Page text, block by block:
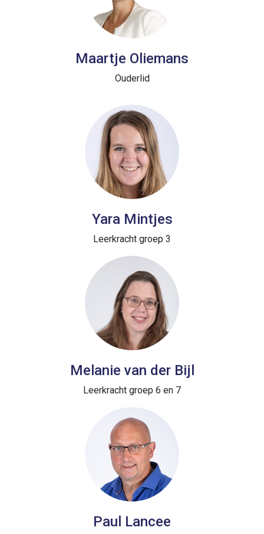
Maartje Oliemans
Ouderlid
Yara Mintjes
Leerkracht groep 3
Melanie van der Bijl
Leerkracht groep 6 en 7
Paul Lancee